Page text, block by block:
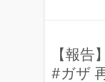
【報
#ガザ